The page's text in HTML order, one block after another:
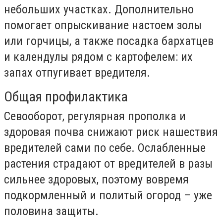
небольших участках. Дополнительно
помогает опрыскивание настоем золы
или горчицы, а также посадка бархатцев
и календулы рядом с картофелем: их
запах отпугивает вредителя.
Общая профилактика
Севооборот, регулярная прополка и
здоровая почва снижают риск нашествия
вредителей сами по себе. Ослабленные
растения страдают от вредителей в разы
сильнее здоровых, поэтому вовремя
подкормленный и политый огород – уже
половина защиты.